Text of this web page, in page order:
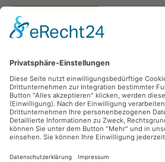
Vertrag widerrufen
Zahlungsarten
Sicher Einkaufen
Ladengeschäft
Newsletter